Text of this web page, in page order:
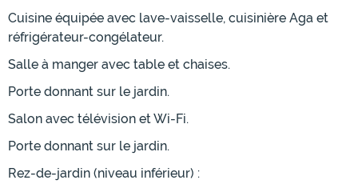
Cuisine équipée avec lave-vaisselle, cuisinière Aga et
réfrigérateur-congélateur.
Salle à manger avec table et chaises.
Porte donnant sur le jardin.
Salon avec télévision et Wi-Fi.
Porte donnant sur le jardin.
Rez-de-jardin (niveau inférieur) :